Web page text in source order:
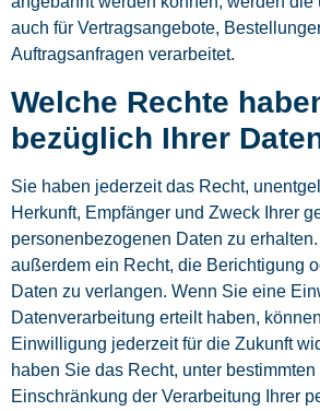
auch für Vertragsangebote,
Auftragsanfragen verarbeitet.
Welche Rechte
bezüglich Ihrer
Sie haben jederzeit das Recht,
Herkunft, Empfänger und Zweck Ihrer
personenbezogenen Daten zu
außerdem ein Recht, die Berichtigung
Daten zu verlangen. Wenn Sie eine
Datenverarbeitung erteilt haben,
Einwilligung jederzeit für die Zukunft
haben Sie das Recht, unter
Einschränkung der Verarbeitung Ihrer